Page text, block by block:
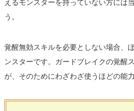
えるモンスターを持っていない方には
う。
覚醒無効スキルを必要としない場合、
ンスターです。ガードブレイクの覚醒
が、そのためにわざわざ使うほどの能